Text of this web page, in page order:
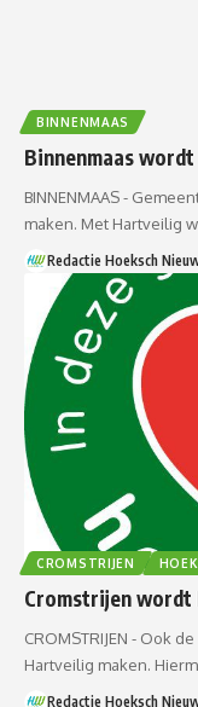
BINNENMAAS
Binnenmaas
BINNENMAAS -
maken. Met Hartveilig
Redactie Hoeksch
CROMSTRIJEN
Cromstrijen
CROMSTRIJEN - Ook
Hartveilig maken.
Redactie Hoeksch